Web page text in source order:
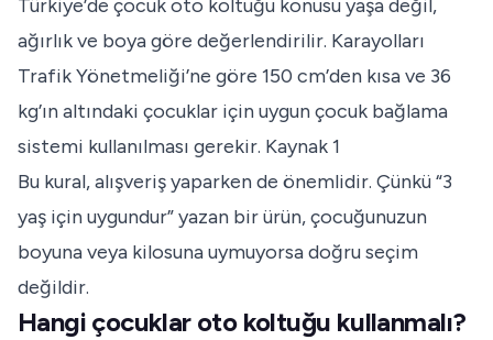
Türkiye’de çocuk oto koltuğu konusu yaşa değil,
ağırlık ve boya göre değerlendirilir. Karayolları
Trafik Yönetmeliği’ne göre 150 cm’den kısa ve 36
kg’ın altındaki çocuklar için uygun çocuk bağlama
sistemi kullanılması gerekir. Kaynak 1
Bu kural, alışveriş yaparken de önemlidir. Çünkü “3
yaş için uygundur” yazan bir ürün, çocuğunuzun
boyuna veya kilosuna uymuyorsa doğru seçim
değildir.
Hangi çocuklar oto koltuğu kullanmalı?